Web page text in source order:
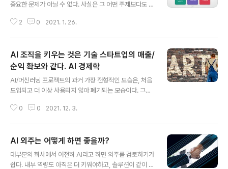
중요한 문제가 아닐 수 없다. 사실은 그 어떤 주제보다도 다
컨설팅을 담당하는 분들을 만날 기회가 있으면 늘 질문하
다. 이에 관해 운이 좋아서, 외국의 잔뼈가 굵은 유명 솔루
션 컨설턴트 분들과도 이야기를 나눌 기회가 있었다. 국내
외 다양한 프로젝트 경험이 있는 분들과도 그렇다. 경험이
얕은 분도 계시고 다양한 분도 계셨다. 그러나 내 결론은 이
뒤에 후보 분야들 몇개와 내 의견-역시 편협하겠지만-을
2 0 2021. 1. 26.
AI 조직을 키우는 것은 기술 스타트업의 매출/
순익 확보와 같다. AI 경제학
AI/머신러닝 프로젝트의 과거 가장 전형적인 모습은, 처음
도입되고 더 이상 사용되지 않아 폐기되는 모습이다. 그리
정을 전체로 살펴보면 기술 스타트업이 살아남는 과정과
는 길을 밟아 프로젝트가 사라진다. 그렇다. 분야 선택이 잘
못되는 경우가 많다. 사실 이 비판은 대개 결과론적이라 좀
서운할 수도 있겠다. 하지만 어쩌면 명확해 보이는 안좋은
0 0 2021. 12. 3.
AI 외주는 어떻게 하면 좋을까?
대부분의 회사에서 여전히 AI라고 하면 외주를 검토하기가
쉽다. 내부 역량도 아직은 더 키워야하고, 솔루션이 같이 들